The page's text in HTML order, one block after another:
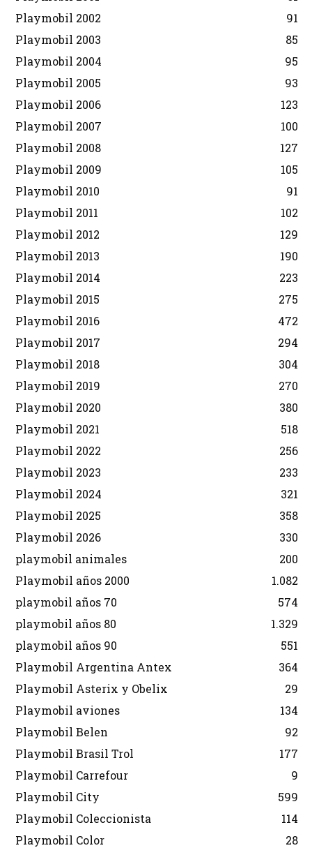
Playmobil 2002
91
Playmobil 2003
85
Playmobil 2004
95
Playmobil 2005
93
Playmobil 2006
123
Playmobil 2007
100
Playmobil 2008
127
Playmobil 2009
105
Playmobil 2010
91
Playmobil 2011
102
Playmobil 2012
129
Playmobil 2013
190
Playmobil 2014
223
Playmobil 2015
275
Playmobil 2016
472
Playmobil 2017
294
Playmobil 2018
304
Playmobil 2019
270
Playmobil 2020
380
Playmobil 2021
518
Playmobil 2022
256
Playmobil 2023
233
Playmobil 2024
321
Playmobil 2025
358
Playmobil 2026
330
playmobil animales
200
Playmobil años 2000
1.082
playmobil años 70
574
playmobil años 80
1.329
playmobil años 90
551
Playmobil Argentina Antex
364
Playmobil Asterix y Obelix
29
Playmobil aviones
134
Playmobil Belen
92
Playmobil Brasil Trol
177
Playmobil Carrefour
9
Playmobil City
599
Playmobil Coleccionista
114
Playmobil Color
28